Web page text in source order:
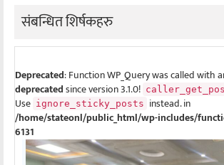
संबन्धित शिर्षकहरु
Deprecated: Function WP_Query was called with
deprecatedsince version 3.1.0!
Use ignore_sticky_posts instead. in
/home/stateonl/public_html/wp-includes/
6131